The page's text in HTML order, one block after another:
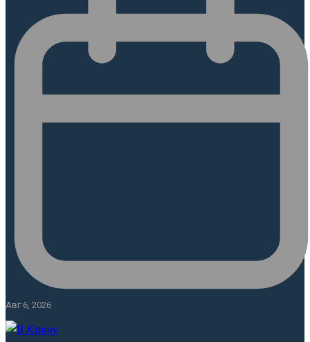
Авг 6, 2026